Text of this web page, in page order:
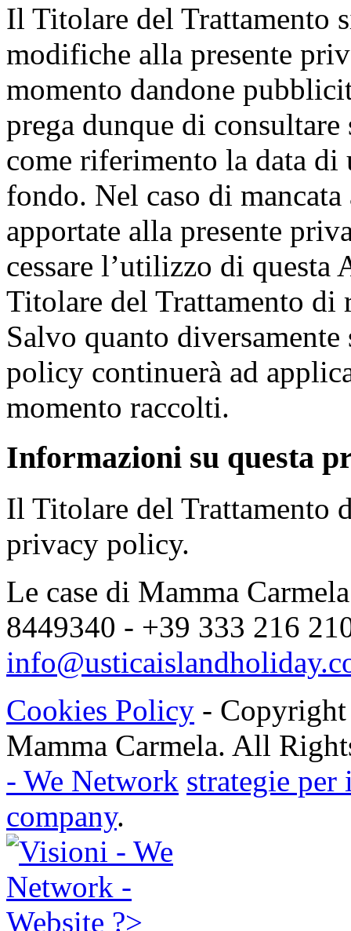
Il Titolare del Trattamento
modifiche alla presente
momento dandone
prega dunque di consultare
come riferimento la data
fondo. Nel caso di
apportate alla presente
cessare l’utilizzo di
Titolare del Trattamento
Salvo quanto
policy continuerà ad
momento raccolti.
Informazioni su questa
Il Titolare del Trattamento
privacy policy.
Le case di Mamma
8449340 - +39 333 216
Cookies Policy - Copyright
Mamma Carmela. All
- We Network strategie
company.